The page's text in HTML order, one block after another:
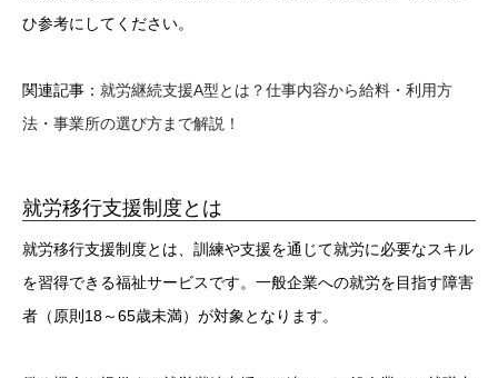
ひ参考にしてください。
関連記事： 就労継続支援A型とは？仕事内容から給料・利用方
法・事業所の選び方まで解説！
就労移行支援制度とは
就労移行支援制度とは、訓練や支援を通じて就労に必要なスキル
を習得できる福祉サービスです。一般企業への就労を目指す障害
者（原則18～65歳未満）が対象となります。